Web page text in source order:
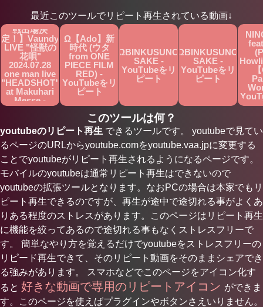
最近このツールでリピート再生されている動画↓
Ω【第75回
NHK紅白歌合
戦出場決
定！】Vaundy
LIVE "怪獣の
花唄"
2024.07.28
one man live
"HEADSHOT"
at Makuhari
Messe -
YouTubeをリ
Ω【Ado】新
時代 (ウタ
from ONE
PIECE FILM
RED) -
YouTubeをリ
ピート
ΩBINKUSUNO
SAKE -
YouTubeをリ
ピート
ΩBINKUSUNO
SAKE -
YouTubeをリ
ピート
このツールは何？
youtubeのリピート再生 できるツールです。 youtubeで見てい
るページのURLからyoutube.comをyoutube.vaa.jpに変更する
ことでyoutubeがリピート再生されるようになるページです。
モバイルのyoutubeは通常リピート再生はできないので
youtubeの拡張ツールとなります。なおPCの場合は本家でもリ
ピート再生できるのですが、再生が途中で途切れる事がよくあ
りある程度のストレスがあります。このページはリピート再生
に機能を絞ってあるので途切れる事もなくストレスフリーで
す。 簡単なやり方を覚えるだけでyoutubeをストレスフリーの
リピード再生できて、そのリピート動画をそのままシェアでき
る強みがあります。 スマホなどでこのページをアイコン化す
ると 好きな動画で専用のリピートアイコン ができま
す。このページを使えばプラグインやボタンさえいりません。